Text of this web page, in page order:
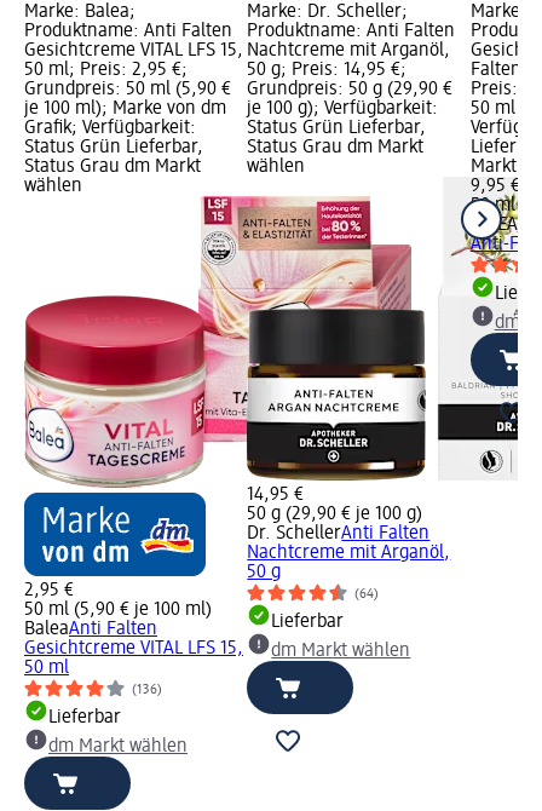
Marke: Balea;
Produktname: Anti Falten
Gesichtcreme VITAL LFS 15,
50 ml; Preis: 2,95 €;
Grundpreis: 50 ml (5,90 €
je 100 ml); Marke von dm
Grafik; Verfügbarkeit:
Status Grün Lieferbar,
Status Grau dm Markt
wählen
2,95 €
50 ml (5,90 € je 100 ml)
BaleaAnti Falten
Gesichtcreme VITAL LFS 15,
50 ml
(136)
Lieferbar
dm Markt wählen
Marke: Dr. Scheller;
Produktname: Anti Falten
Nachtcreme mit Arganöl,
50 g; Preis: 14,95 €;
Grundpreis: 50 g (29,90 €
je 100 g); Verfügbarkeit:
Status Grün Lieferbar,
Status Grau dm Markt
wählen
14,95 €
50 g (29,90 € je 100 g)
Dr. SchellerAnti Falten
Nachtcreme mit Arganöl,
50 g
(64)
Lieferbar
dm Markt wählen
Marke:
Falten
Preis:
50 ml
Markt
9,95 €
50 ml
NIVEA
Anti-
dm